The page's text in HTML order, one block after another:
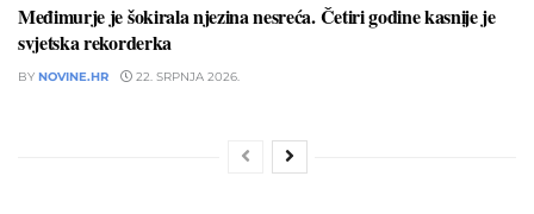
Međimurje je šokirala njezina nesreća. Četiri godine kasnije je
svjetska rekorderka
BY NOVINE.HR 22. SRPNJA 2026.